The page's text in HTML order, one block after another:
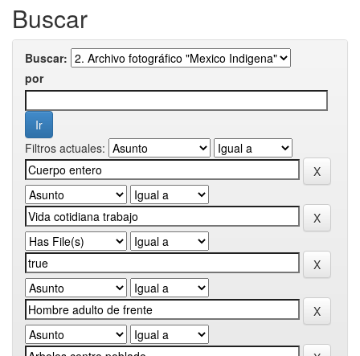
Buscar
Buscar:
por
Filtros actuales: